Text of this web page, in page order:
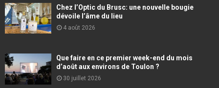
Chez l’Optic du Brusc: une nouvelle bougie
dévoile l’âme du lieu
4 août 2026
Que faire en ce premier week-end du mois
d’août aux environs de Toulon ?
30 juillet 2026